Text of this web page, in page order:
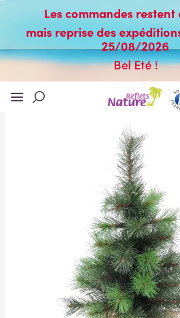
Les commandes restent
mais reprise des
25/08/2026
Bel Eté !